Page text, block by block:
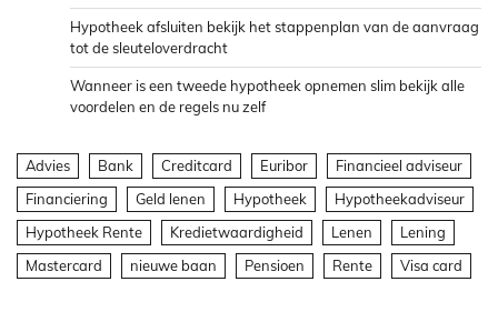
Hypotheek afsluiten bekijk het stappenplan van de aanvraag
tot de sleuteloverdracht
Wanneer is een tweede hypotheek opnemen slim bekijk alle
voordelen en de regels nu zelf
Advies Bank Creditcard Euribor
Financieel adviseur
Financiering
Geld lenen Hypotheek
Hypotheekadviseur
Hypotheek Rente
Kredietwaardigheid Lenen
Lening
Mastercard
nieuwe baan Pensioen Rente Visa card